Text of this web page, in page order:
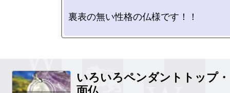
裏表の無い性格の仏様です！！
いろいろペンダントトップ